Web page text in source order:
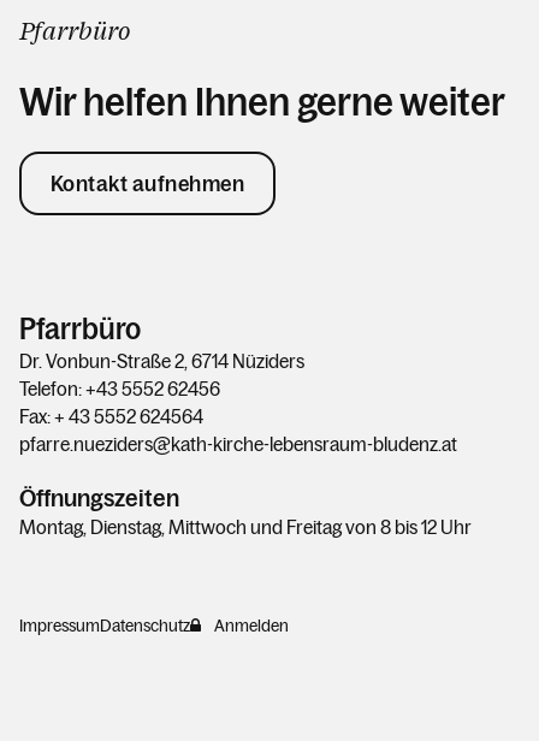
Pfarrbüro
Wir helfen Ihnen gerne weiter
Kontakt aufnehmen
Pfarrbüro
Dr. Vonbun-Straße 2, 6714 Nüziders
Telefon: +43 5552 62456
Fax: + 43 5552 624564
pfarre.nueziders@kath-kirche-lebensraum-bludenz.at
Öffnungszeiten
Montag, Dienstag, Mittwoch und Freitag von 8 bis 12 Uhr
ImpressumDatenschutz Anmelden